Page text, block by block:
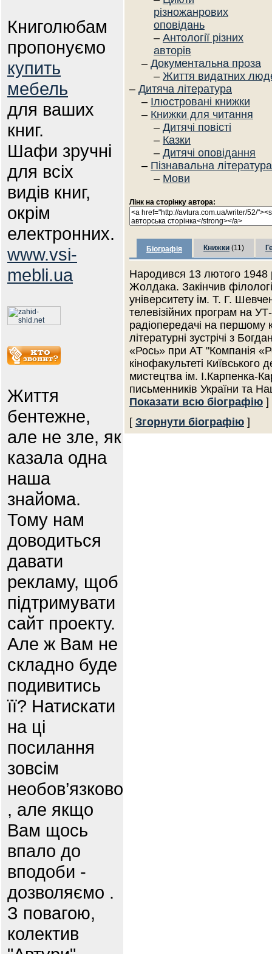
Книголюбам
пропонуємо
купить
мебель
для ваших
книг.
Шафи зручні
для всіх
видів книг,
окрім
електронних.
www.vsi-
mebli.ua
Життя
бентежне,
але не зле, як
казала одна
наша
знайома.
Тому нам
доводиться
давати
рекламу, щоб
підтримувати
сайт проекту.
Але ж Вам не
складно буде
подивитись
її? Натискати
на ці
посилання
зовсім
необов’язково
, але якщо
Вам щось
впало до
вподоби -
дозволяємо .
З повагою,
колектив
різножанрових
оповідань
– Антології різних
авторів
– Документальна проза
– Життя видатних
– Дитяча література
– Ілюстровані книжки
– Книжки для читання
– Дитячі повісті
– Казки
– Дитячі оповідання
– Пізнавальна література
– Мови
Лінк на сторінку автора:
Біографія Книжки (11)
Народився 13 лютого 1948
Жолдака. Закінчив
університету ім. Т. Г.
телевізійних програм на
радіопередачі на першому
літературні зустрічі з
«Рось» при АТ "Компанія
кінофакультеті Київського
мистецтва ім. І.Карпенка-
письменників України та
Показати всю біографію ]
[ Згорнути біографію ]